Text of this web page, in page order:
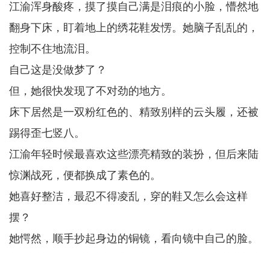
江渝浑身酸疼，摸了摸自己满是泪痕的小脸，懵然地
翻身下床，盯着地上的绣花鞋发愣。她脑子乱乱的，
控制不住地流泪。
自己这是没做梦了？
但，她很快发现了不对劲的地方。
床下居然是一双粉红色的、精致别样的云头履，还被
踢得歪七竖八。
江渝年轻时候最喜欢这些漂亮精致的装扮，但后来陆
惊渊战死，便都换成了素色的。
她喜好整洁，最忍不得凌乱，穿的鞋又怎么会这样
摆？
她愕然，顺手抄起身边的铜镜，看向镜中自己的脸。